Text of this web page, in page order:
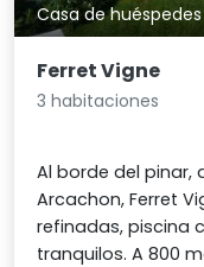
Casa de huéspedes
Ferret Vigne
3 habitaciones
Al borde del pinar,
Arcachon, Ferret
refinadas, piscina
tranquilos. A 800